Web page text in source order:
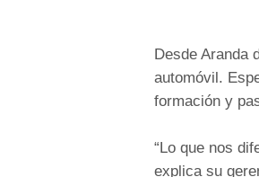
Desde Aranda
automóvil.
formación y
“Lo que nos
explica su